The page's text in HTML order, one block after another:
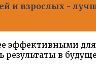
и взрослых -
эффективными
в